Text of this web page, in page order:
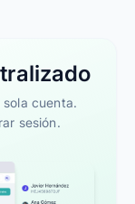
cuenta.
sesión.